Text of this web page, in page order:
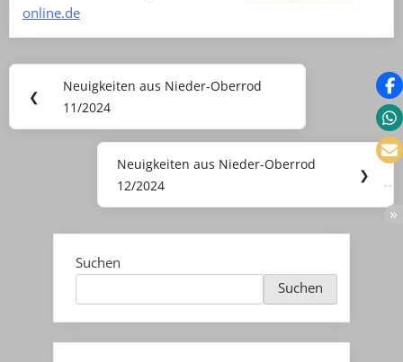
online.de
Beitragsnavigation
❮
Previous
Post:
Neuigkeiten aus Nieder-Oberrod
11/2024
Next
Post:
Neuigkeiten aus Nieder-Oberrod
12/2024
❯
Suchen
Suchen